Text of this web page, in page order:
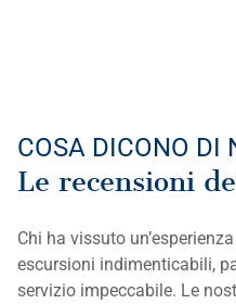
COSA DICONO DI
Le recensioni
Chi ha vissuto
escursioni indimenticabili,
servizio impeccabile. Le